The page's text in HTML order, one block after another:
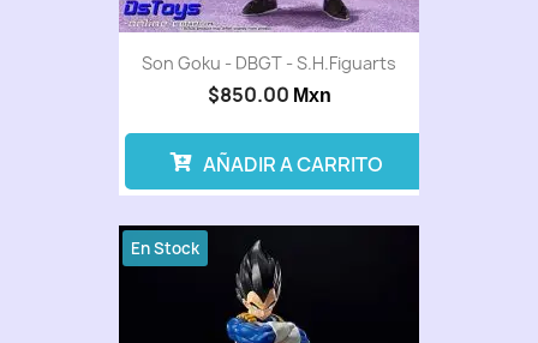
Son Goku - DBGT - S.H.Figuarts
$850.00 Mxn
AÑADIR A CARRITO
En Stock